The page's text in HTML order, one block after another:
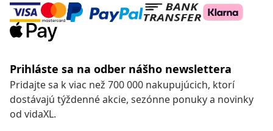
Prihláste sa na odber nášho newslettera
Pridajte sa k viac než 700 000 nakupujúcich, ktorí
dostávajú týždenné akcie, sezónne ponuky a novinky
od vidaXL.